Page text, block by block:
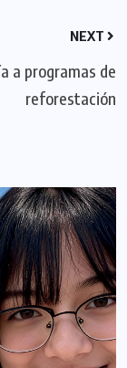
NEXT
a programas de
reforestación